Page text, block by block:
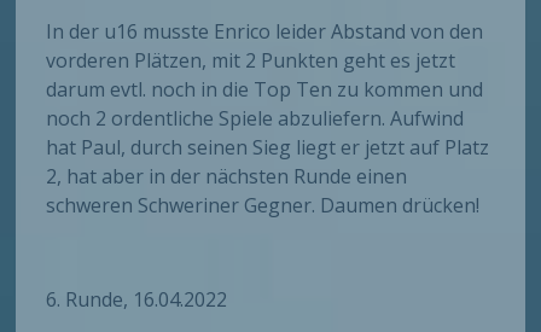
In der u16 musste Enrico leider Abstand von den
vorderen Plätzen, mit 2 Punkten geht es jetzt
darum evtl. noch in die Top Ten zu kommen und
noch 2 ordentliche Spiele abzuliefern. Aufwind
hat Paul, durch seinen Sieg liegt er jetzt auf Platz
2, hat aber in der nächsten Runde einen
schweren Schweriner Gegner. Daumen drücken!
6. Runde, 16.04.2022